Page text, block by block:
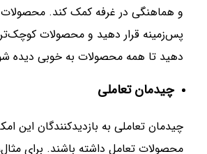
و هماهنگی در غرفه کمک کند. محصولات
پس‌زمینه قرار دهید و محصولات کوچک‌تر
دهید تا همه محصولات به خوبی دیده
چیدمان تعاملی
چیدمان تعاملی به بازدیدکنندگان این
محصولات تعامل داشته باشند. برای